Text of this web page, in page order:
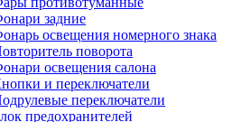
задние
освещения номерного знака
поворота
освещения салона
и переключатели
переключатели
предохранителей